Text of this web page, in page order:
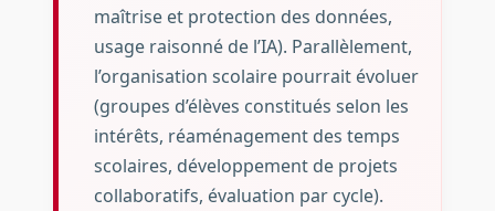
maîtrise et protection des données,
usage raisonné de l’IA). Parallèlement,
l’organisation scolaire pourrait évoluer
(groupes d’élèves constitués selon les
intérêts, réaménagement des temps
scolaires, développement de projets
collaboratifs, évaluation par cycle).